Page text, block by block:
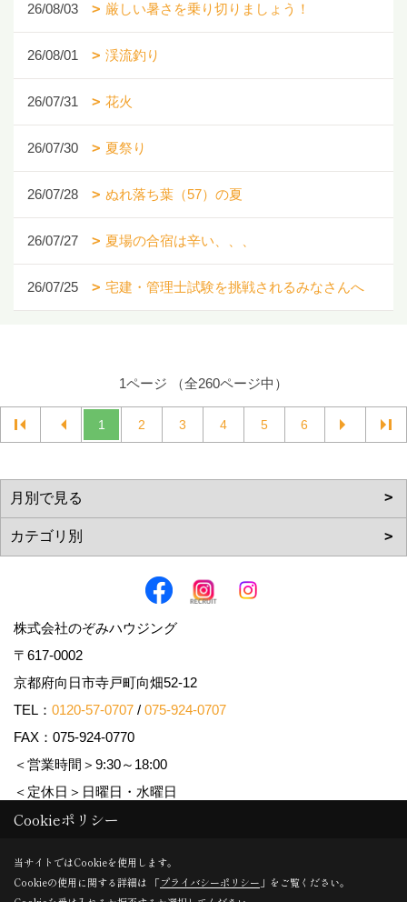
26/08/03 厳しい暑さを乗り切りましょう！
26/08/01 渓流釣り
26/07/31 花火
26/07/30 夏祭り
26/07/28 ぬれ落ち葉（57）の夏
26/07/27 夏場の合宿は辛い、、、
26/07/25 宅建・管理士試験を挑戦されるみなさんへ
1ページ （全260ページ中）
1 2 3 4 5 6
株式会社のぞみハウジング
〒617-0002
京都府向日市寺戸町向畑52-12
TEL： 0120-57-0707 / 075-924-0707
FAX：075-924-0770
＜営業時間＞9:30～18:00
＜定休日＞日曜日・水曜日
Copyright (c) Nozomi Housing. All Rights Reserved.
Produced byゴデスクリエイト
Cookieポリシー
当サイトではCookieを使用します。
Cookieの使用に関する詳細は 「プライバシーポリシー 」をご覧ください。